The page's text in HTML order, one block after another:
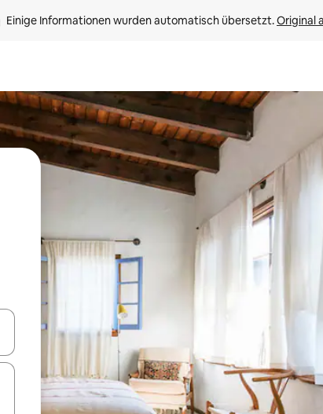
Einige Informationen wurden automatisch übersetzt. Original
nach oben und unten oder erkunde die Ergebnisse